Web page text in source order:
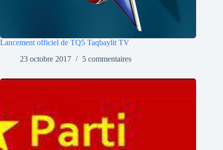
Lancement officiel de TQ5 Taqbaylit TV
23 octobre 2017
5 commentaires